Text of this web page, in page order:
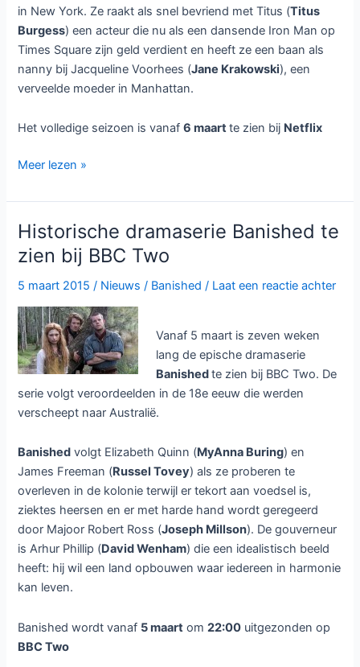
in New York. Ze raakt als snel bevriend met Titus (Titus
Burgess) een acteur die nu als een dansende Iron Man op
Times Square zijn geld verdient en heeft ze een baan als
nanny bij Jacqueline Voorhees (Jane Krakowski), een
verveelde moeder in Manhattan.
Het volledige seizoen is vanaf6 maartte zien bij Netflix
Komedieserie
Kimmy
Schmidt
beschikbaar
bij
Netflix
Meer lezen »
Historische dramaserie Banished te
zien bij BBC Two
5 maart 2015/ Nieuws / Banished / Laat een reactie achter
Vanaf 5 maart is zeven weken
lang de epische dramaserie
Banishedte zien bij BBC Two. De
serie volgt veroordeelden in de 18e eeuw die werden
verscheept naar Australië.
Banished volgt Elizabeth Quinn (MyAnna Buring) en
James Freeman (Russel Tovey) als ze proberen te
overleven in de kolonie terwijl er tekort aan voedsel is,
ziektes heersen en er met harde hand wordt geregeerd
door Majoor Robert Ross (Joseph Millson). De gouverneur
is Arhur Phillip (David Wenham) die een idealistisch beeld
heeft: hij wil een land opbouwen waar iedereen in harmonie
kan leven.
Banished wordt vanaf 5 maart om22:00 uitgezonden op
BBC Two